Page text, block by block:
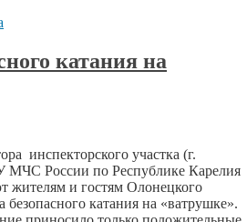
катания на
инспекторского участка (г.
России по Республике Карелия
жителям и гостям Олонецкого
безопасного катания на «ватрушке».